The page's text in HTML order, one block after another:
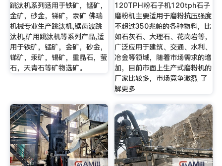
跳汰机系列适用于铁矿，锰矿，
金矿，砂金，锑矿，汞矿 佛瑞
机械专业生产跳汰机,锯齿波跳
汰机,矿用跳汰机等系列产品,适
用于铁矿，锰矿，金矿，砂金，
锑矿，汞矿，锡矿，重晶石，萤
石，天青石等矿物选矿。
120TPH粉石子机120tph石子
磨粉机主要适用于磨粉抗压强度
不超过350兆帕的各种物料，比
如石灰石、大理石、花岗岩等，
广泛应用于建筑、交通、水利、
冶金等领域，随着市场需求的增
加，目前市面上生产式磨粉机的
厂家比较多，市场竞争激烈 了
解更多